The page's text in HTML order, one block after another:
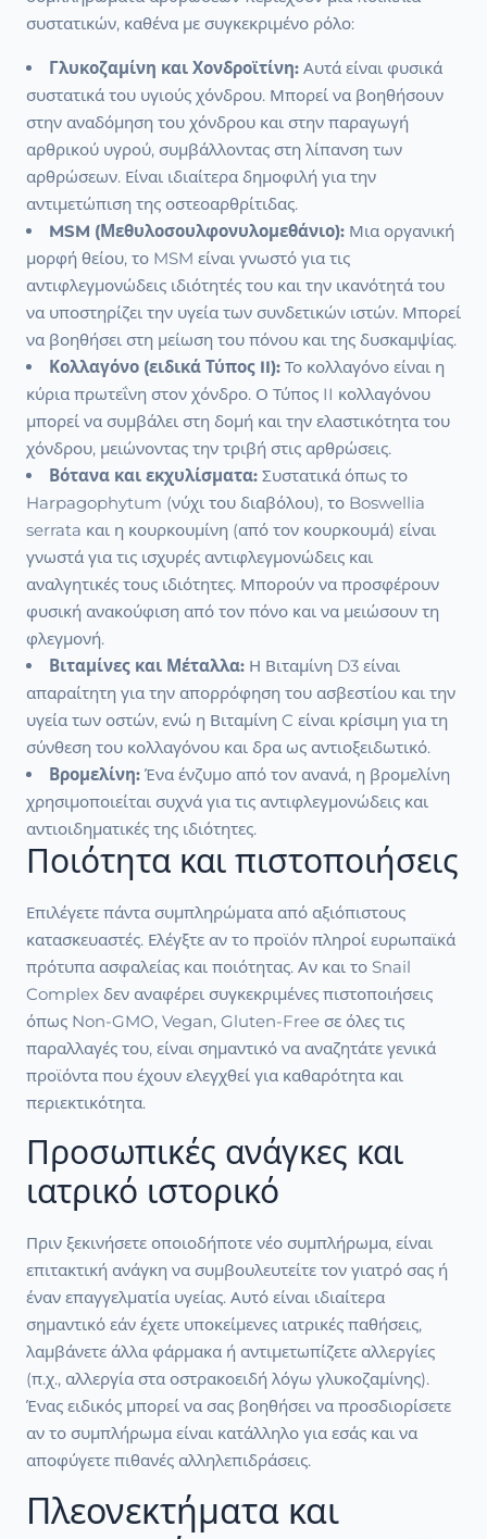
συστατικών, καθένα με συγκεκριμένο ρόλο:
Γλυκοζαμίνη και Χονδροϊτίνη: Αυτά είναι φυσικά
συστατικά του υγιούς χόνδρου. Μπορεί να βοηθήσουν
στην αναδόμηση του χόνδρου και στην παραγωγή
αρθρικού υγρού, συμβάλλοντας στη λίπανση των
αρθρώσεων. Είναι ιδιαίτερα δημοφιλή για την
αντιμετώπιση της οστεοαρθρίτιδας.
MSM (Μεθυλοσουλφονυλομεθάνιο): Μια οργανική
μορφή θείου, το MSM είναι γνωστό για τις
αντιφλεγμονώδεις ιδιότητές του και την ικανότητά του
να υποστηρίζει την υγεία των συνδετικών ιστών. Μπορεί
να βοηθήσει στη μείωση του πόνου και της δυσκαμψίας.
Κολλαγόνο (ειδικά Τύπος II): Το κολλαγόνο είναι η
κύρια πρωτεΐνη στον χόνδρο. Ο Τύπος II κολλαγόνου
μπορεί να συμβάλει στη δομή και την ελαστικότητα του
χόνδρου, μειώνοντας την τριβή στις αρθρώσεις.
Βότανα και εκχυλίσματα: Συστατικά όπως το
Harpagophytum (νύχι του διαβόλου), το Boswellia
serrata και η κουρκουμίνη (από τον κουρκουμά) είναι
γνωστά για τις ισχυρές αντιφλεγμονώδεις και
αναλγητικές τους ιδιότητες. Μπορούν να προσφέρουν
φυσική ανακούφιση από τον πόνο και να μειώσουν τη
φλεγμονή.
Βιταμίνες και Μέταλλα: Η Βιταμίνη D3 είναι
απαραίτητη για την απορρόφηση του ασβεστίου και την
υγεία των οστών, ενώ η Βιταμίνη C είναι κρίσιμη για τη
σύνθεση του κολλαγόνου και δρα ως αντιοξειδωτικό.
Βρομελίνη: Ένα ένζυμο από τον ανανά, η βρομελίνη
χρησιμοποιείται συχνά για τις αντιφλεγμονώδεις και
αντιοιδηματικές της ιδιότητες.
Ποιότητα και πιστοποιήσεις
Επιλέγετε πάντα συμπληρώματα από αξιόπιστους
κατασκευαστές. Ελέγξτε αν το προϊόν πληροί ευρωπαϊκά
πρότυπα ασφαλείας και ποιότητας. Αν και το Snail
Complex δεν αναφέρει συγκεκριμένες πιστοποιήσεις
όπως Non-GMO, Vegan, Gluten-Free σε όλες τις
παραλλαγές του, είναι σημαντικό να αναζητάτε γενικά
προϊόντα που έχουν ελεγχθεί για καθαρότητα και
περιεκτικότητα.
Προσωπικές ανάγκες και
ιατρικό ιστορικό
Πριν ξεκινήσετε οποιοδήποτε νέο συμπλήρωμα, είναι
επιτακτική ανάγκη να συμβουλευτείτε τον γιατρό σας ή
έναν επαγγελματία υγείας. Αυτό είναι ιδιαίτερα
σημαντικό εάν έχετε υποκείμενες ιατρικές παθήσεις,
λαμβάνετε άλλα φάρμακα ή αντιμετωπίζετε αλλεργίες
(π.χ., αλλεργία στα οστρακοειδή λόγω γλυκοζαμίνης).
Ένας ειδικός μπορεί να σας βοηθήσει να προσδιορίσετε
αν το συμπλήρωμα είναι κατάλληλο για εσάς και να
αποφύγετε πιθανές αλληλεπιδράσεις.
Πλεονεκτήματα και